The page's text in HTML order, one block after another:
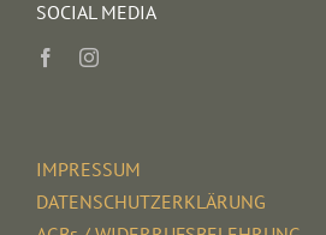
SOCIAL MEDIA
IMPRESSUM
DATENSCHUTZERKLÄRUNG